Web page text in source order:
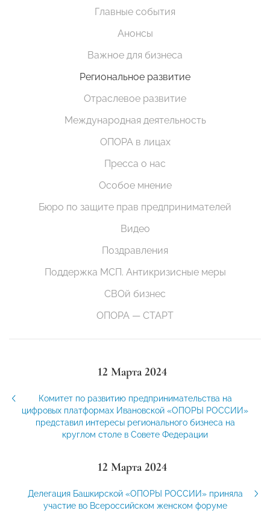
Главные события
Анонсы
Важное для бизнеса
Региональное развитие
Отраслевое развитие
Международная деятельность
ОПОРА в лицах
Пресса о нас
Особое мнение
Бюро по защите прав предпринимателей
Видео
Поздравления
Поддержка МСП. Антикризисные меры
СВОй бизнес
ОПОРА — СТАРТ
12 Марта 2024
Комитет по развитию предпринимательства на
цифровых платформах Ивановской «ОПОРЫ РОССИИ»
представил интересы регионального бизнеса на
круглом столе в Совете Федерации
12 Марта 2024
Делегация Башкирской «ОПОРЫ РОССИИ» приняла
участие во Всероссийском женском форуме